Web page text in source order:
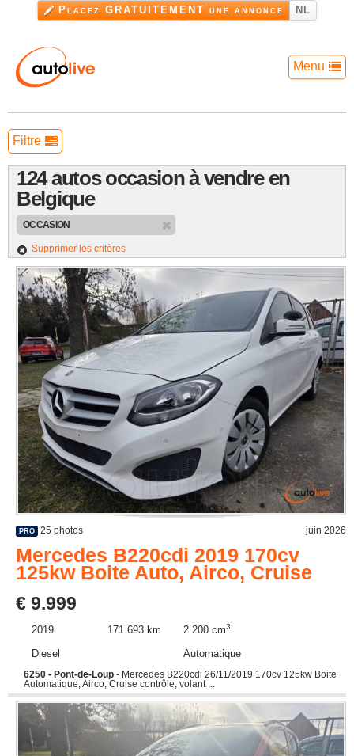
Aller au
contenu
principal
Placez GRATUITEMENT une annonce NL
Menu
Voiture occasion
Pièces et accessoires
Garage voiture
Infos utiles
Filtre
124 autos occasion à vendre en
Belgique
OCCASION
Supprimer les critères
PRO 25 photos juin 2026
Mercedes B220cdi 2019 170cv
125kw Boite Auto, Airco, Cruise
€ 9.999
2019 171.693 km 2.200 cm3
Diesel Automatique
6250 - Pont-de-Loup - Mercedes B220cdi 26/11/2019 170cv 125kw Boite
Automatique, Airco, Cruise contrôle, volant ...